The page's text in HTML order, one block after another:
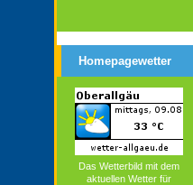
Homepagewetter
Das Wetterbild mit dem
aktuellen Wetter für